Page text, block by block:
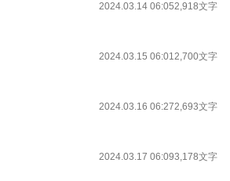
2024.03.14 06:052,918文字
2024.03.15 06:012,700文字
2024.03.16 06:272,693文字
2024.03.17 06:093,178文字